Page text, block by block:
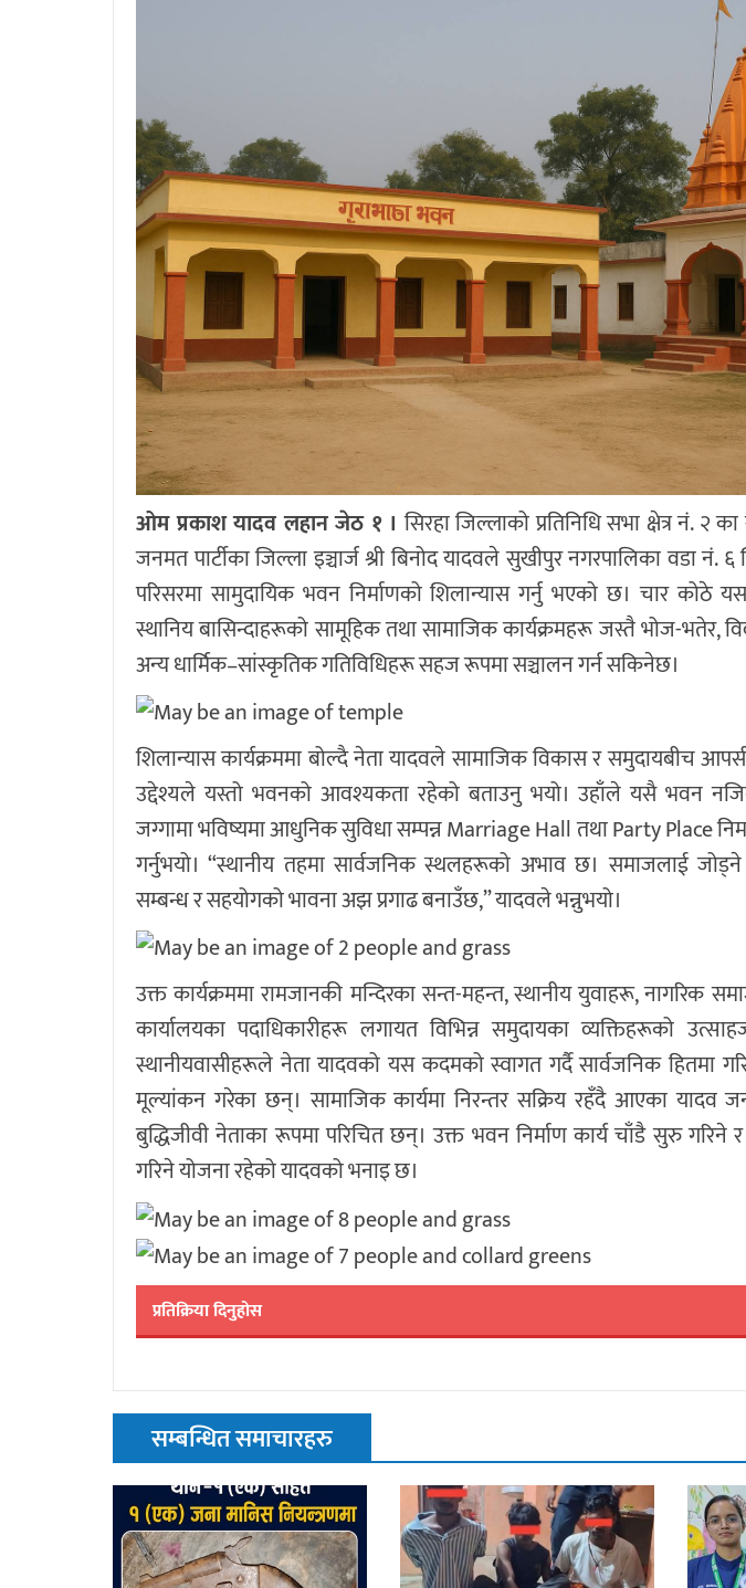
ओम प्रकाश यादव लहान जेठ १ । सिरहा जिल्लाको प्रतिनिधि सभा क्षेत्र नं. २
जनमत पार्टीका जिल्ला इञ्चार्ज श्री बिनोद यादवले सुखीपुर नगरपालिका वडा नं. ६
परिसरमा सामुदायिक भवन निर्माणको शिलान्यास गर्नु भएको छ। चार कोठे
स्थानिय बासिन्दाहरूको सामूहिक तथा सामाजिक कार्यक्रमहरू जस्तै भोज-भतेर,
अन्य धार्मिक–सांस्कृतिक गतिविधिहरू सहज रूपमा सञ्चालन गर्न सकिनेछ।
शिलान्यास कार्यक्रममा बोल्दै नेता यादवले सामाजिक विकास र समुदायबीच
उद्देश्यले यस्तो भवनको आवश्यकता रहेको बताउनु भयो। उहाँले यसै भवन
जग्गामा भविष्यमा आधुनिक सुविधा सम्पन्न Marriage Hall तथा Party Place
गर्नुभयो। “स्थानीय तहमा सार्वजनिक स्थलहरूको अभाव छ। समाजलाई जोड्ने
सम्बन्ध र सहयोगको भावना अझ प्रगाढ बनाउँछ,” यादवले भन्नुभयो।
उक्त कार्यक्रममा रामजानकी मन्दिरका सन्त-महन्त, स्थानीय युवाहरू, नागरिक
कार्यालयका पदाधिकारीहरू लगायत विभिन्न समुदायका व्यक्तिहरूको
स्थानीयवासीहरूले नेता यादवको यस कदमको स्वागत गर्दै सार्वजनिक हितमा
मूल्यांकन गरेका छन्। सामाजिक कार्यमा निरन्तर सक्रिय रहँदै आएका यादव
बुद्धिजीवी नेताका रूपमा परिचित छन्। उक्त भवन निर्माण कार्य चाँडै सुरु गरिने र
गरिने योजना रहेको यादवको भनाइ छ।
प्रतिक्रिया दिनुहोस
सम्बन्धित समाचारहरु